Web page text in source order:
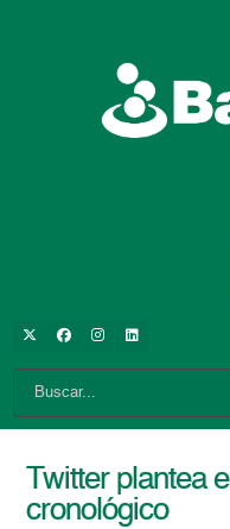
Twitter plantea
cronológico